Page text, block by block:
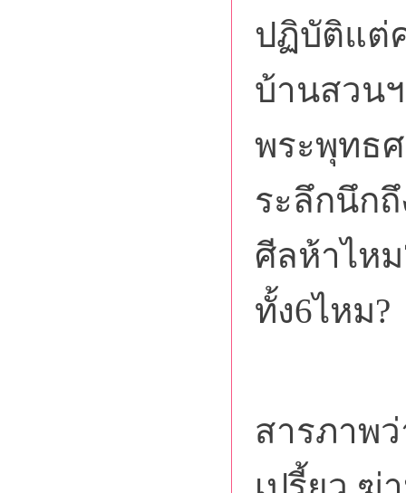
ปฏิบัติแต่
บ้านสวน
พระพุทธ
ระลึกนึกถึ
ศีลห้าไห
ทั้ง6ไหม?
สารภาพ